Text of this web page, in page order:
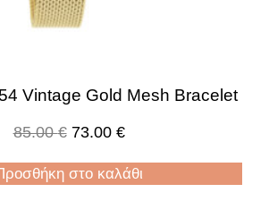
Vintage Gold Mesh Bracelet
85.00€ 73.00 €
στο καλάθι